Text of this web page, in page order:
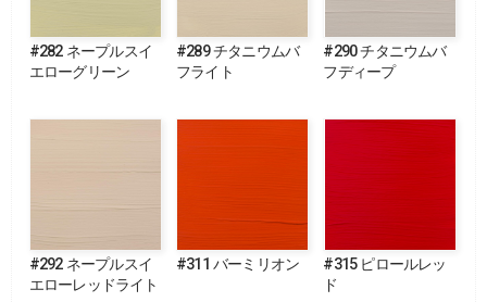
#282 ネープルスイ
エローグリーン
#289 チタニウムバ
フライト
#290 チタニウムバ
フディープ
#292 ネープルスイ
エローレッドライト
#311 バーミリオン
#315 ピロールレッ
ド